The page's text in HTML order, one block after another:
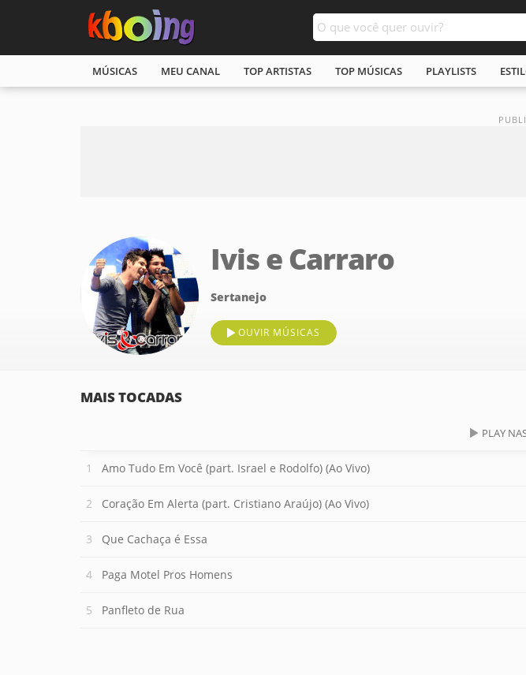
MÚSICAS MEU CANAL TOP ARTISTAS TOP MÚSICAS PLAYLISTS
Ivis e Carraro
Sertanejo
OUVIR MÚSICAS
MAIS TOCADAS
PLAY
Amo Tudo Em Você (part. Israel e Rodolfo) (Ao Vivo)
Coração Em Alerta (part. Cristiano Araújo) (Ao Vivo)
Que Cachaça é Essa
Paga Motel Pros Homens
Panfleto de Rua